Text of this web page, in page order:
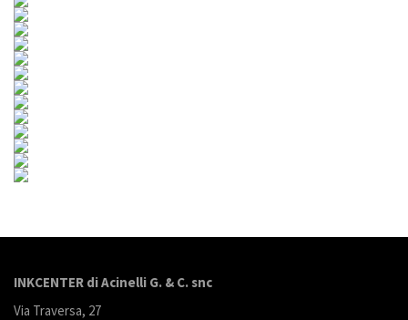
INKCENTER di Acinelli G. & C. snc
Via Traversa, 27